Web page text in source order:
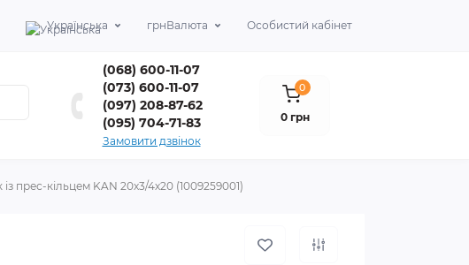
Українська грнВалюта Особистий кабінет
(068) 600-11-07
(073) 600-11-07
(097) 208-87-62
(095) 704-71-83
Замовити дзвінок
0
0 грн
із прес-кільцем KAN 20х3/4х20 (1009259001)